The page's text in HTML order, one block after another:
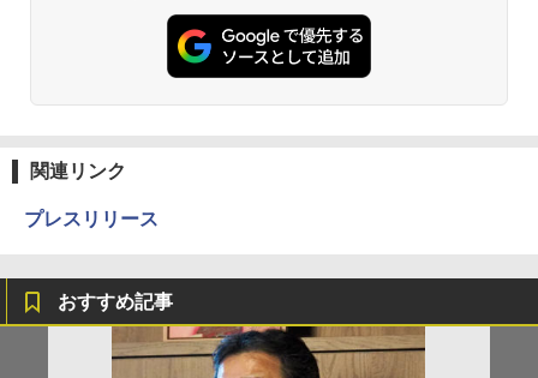
関連リンク
プレスリリース
おすすめ記事